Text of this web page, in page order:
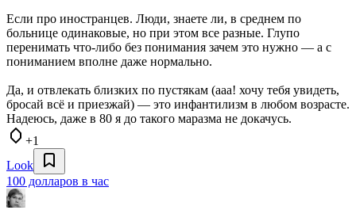
Если про иностранцев. Люди, знаете ли, в среднем по
больнице одинаковые, но при этом все разные. Глупо
перенимать что-либо без понимания зачем это нужно — а с
пониманием вполне даже нормально.
Да, и отвлекать близких по пустякам (ааа! хочу тебя увидеть,
бросай всё и приезжай) — это инфантилизм в любом возрасте.
Надеюсь, даже в 80 я до такого маразма не докачусь.
+1
Look
100 долларов в час